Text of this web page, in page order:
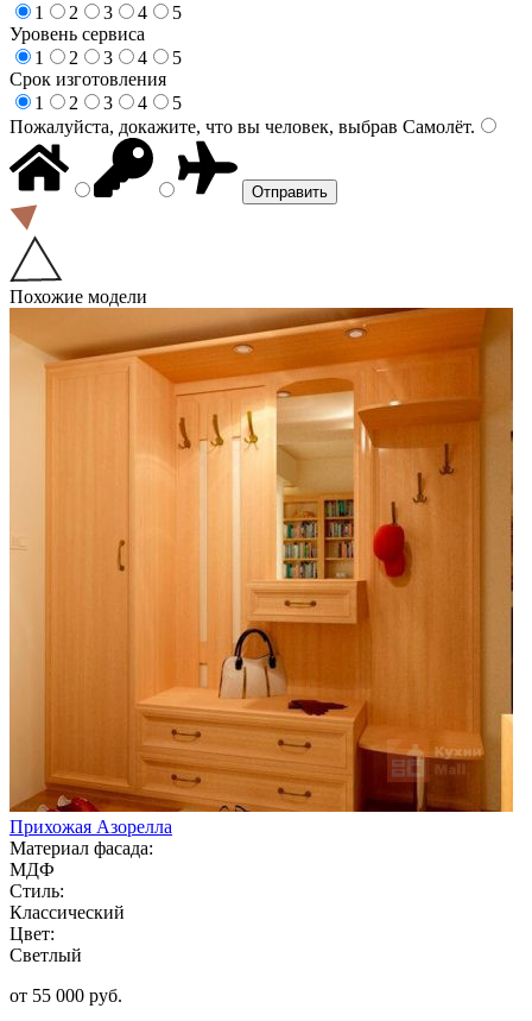
1
2 3 4
5
Уровень сервиса
1
2 3 4
5
Срок изготовления
1
2 3 4
5
Пожалуйста, докажите, что вы человек, выбрав Самолёт.
Похожие модели
Прихожая Азорелла
Материал фасада:
МДФ
Стиль:
Классический
Цвет:
Светлый
от 55 000 руб.